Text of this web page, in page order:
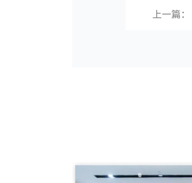
上一篇